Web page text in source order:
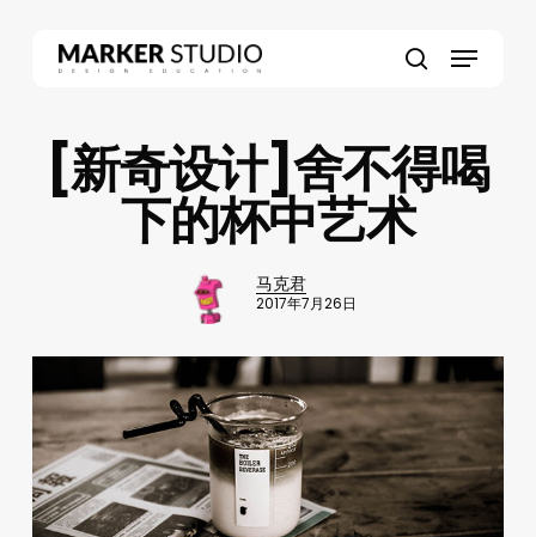
Menu
[新奇设计]舍不得喝
下的杯中艺术
马克君
2017年7月26日